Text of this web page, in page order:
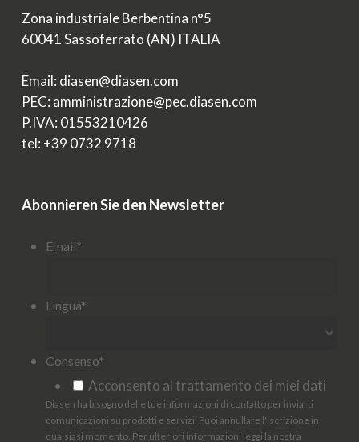
Zona industriale Berbentina n°5
60041 Sassoferrato (AN) ITALIA
Email: diasen@diasen.com
PEC: amministrazione@pec.diasen.com
P.IVA: 01553210426
tel: +39 0732 9718
Abonnieren Sie den Newsletter
Email*
Lingua*
Consenso*
Acconsento al trattamento dei miei dati
Diasen ha bisogno delle tue informazioni di contatto per inviarti
comunicazioni su prodotti e servizi. Puoi annullare l'iscrizione in
qualsiasi momento. Per ulteriori informazioni leggi la nostra